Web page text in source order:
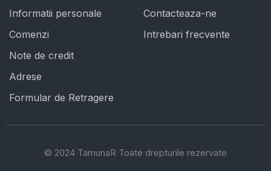
Informatii personale
Comenzi
Note de credit
Adrese
Formular de Retragere
Contacteaza-ne
Intrebari frecvente
© 2024 TamunaR Toate drepturile rezervate